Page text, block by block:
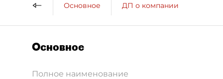
Основное ДП о компании
Основное
Полное наименование